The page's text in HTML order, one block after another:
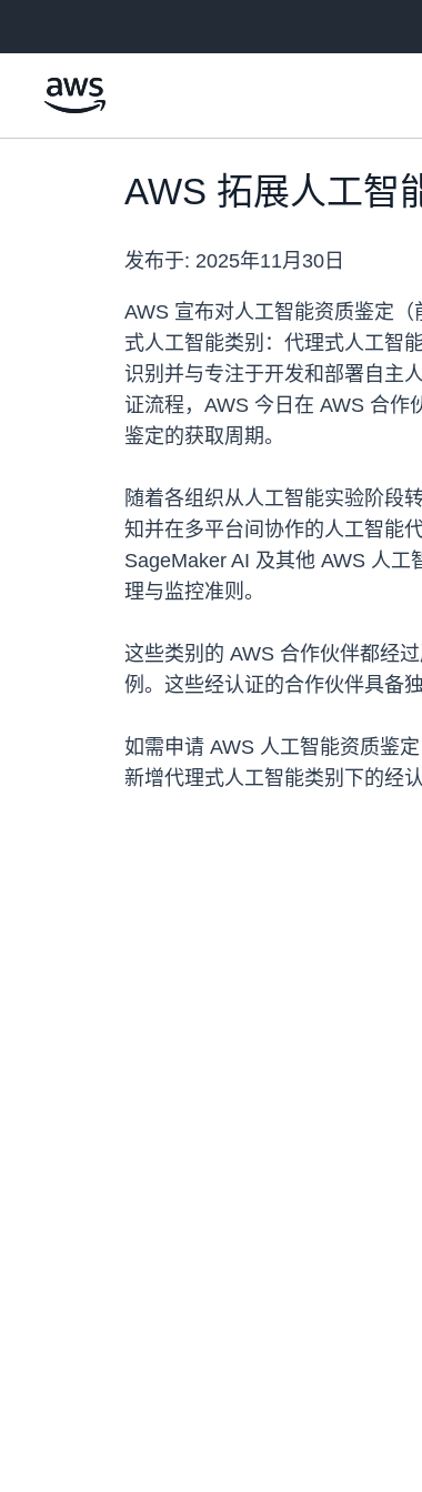
AWS 拓展人工智
发布于: 2025年11月30日
AWS 宣布对人工智能资质鉴定
式人工智能类别：代理式人工智
识别并与专注于开发和部署自主
证流程，AWS 今日在 AWS 合
鉴定的获取周期。
随着各组织从人工智能实验阶段
知并在多平台间协作的人工智能
SageMaker AI 及其他 AWS 人
理与监控准则。
这些类别的 AWS 合作伙伴都经
例。这些经认证的合作伙伴具备
如需申请 AWS 人工智能资质鉴
新增代理式人工智能类别下的经